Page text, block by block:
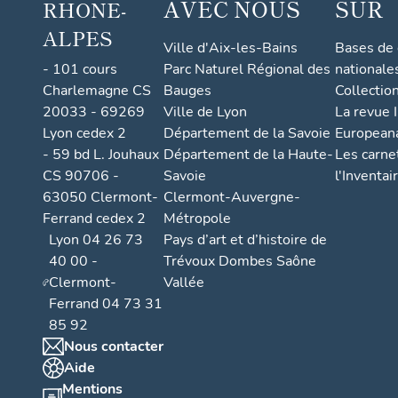
RHONE-
ALPES
- 101 cours
Charlemagne CS
20033 - 69269
Lyon cedex 2
- 59 bd L. Jouhaux
CS 90706 -
63050 Clermont-
Ferrand cedex 2
Lyon 04 26 73
40 00 -
Clermont-
Ferrand 04 73 31
85 92
Nous contacter
Aide
Mentions
AVEC NOUS
Ville d'Aix-les-Bains
Parc Naturel Régional des
Bauges
Ville de Lyon
Département de la Savoie
Département de la Haute-
Savoie
Clermont-Auvergne-
Métropole
Pays d’art et d’histoire de
Trévoux Dombes Saône
Vallée
SUR
Bases
La revue
Les